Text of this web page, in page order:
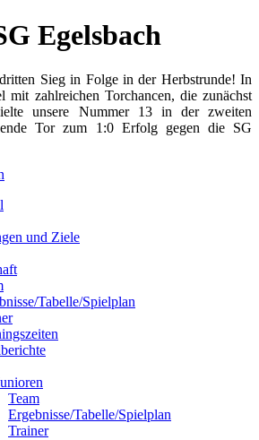
Egelsbach
Sieg in Folge in der Herbstrunde! In
mit zahlreichen Torchancen, die zunächst
unsere Nummer 13 in der zweiten
Tor zum 1:0 Erfolg gegen die SG
und Ziele
Tabelle/Spielplan
Team
Ergebnisse/Tabelle/Spielplan
Trainer